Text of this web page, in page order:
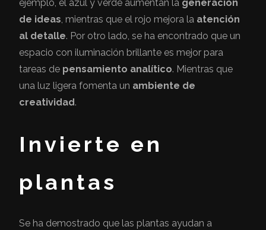
ejemplo, el azul y verde aumentan la generación
de ideas, mientras que el rojo mejora la atención
al detalle. Por otro lado, se ha encontrado que un
espacio con iluminación brillante es mejor para
tareas de pensamiento analítico. Mientras que
una luz ligera fomenta un ambiente de
creatividad.
Invierte en
plantas
Se ha demostrado que las plantas ayudan a